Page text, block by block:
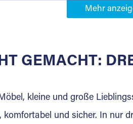
Partner in
für die Einlagerung von
GEMACHT:
kleine und große
und sicher. In nur